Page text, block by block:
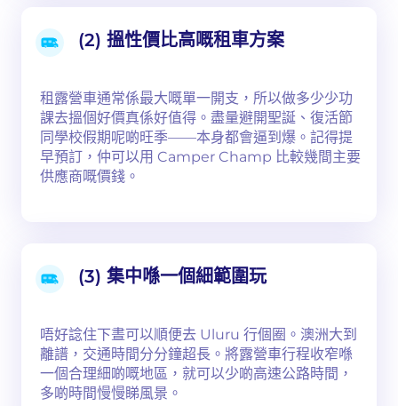
(2) 搵性價比高嘅租車方案
租露營車通常係最大嘅單一開支，所以做多少少功
課去搵個好價真係好值得。盡量避開聖誕、復活節
同學校假期呢啲旺季——本身都會逼到爆。記得提
早預訂，仲可以用 Camper Champ 比較幾間主要
供應商嘅價錢。
(3) 集中喺一個細範圍玩
唔好諗住下晝可以順便去 Uluru 行個圈。澳洲大到
離譜，交通時間分分鐘超長。將露營車行程收窄喺
一個合理細啲嘅地區，就可以少啲高速公路時間，
多啲時間慢慢睇風景。